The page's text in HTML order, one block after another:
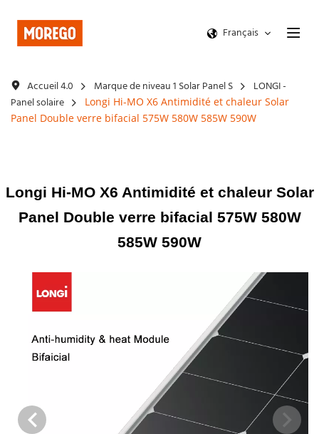
Français
Accueil 4.0 Marque de niveau 1 Solar Panel S
LONGI -
Panel solaire
Longi Hi-MO X6 Antimidité et chaleur Solar
Panel Double verre bifacial 575W 580W 585W 590W
Longi Hi-MO X6 Antimidité et chaleur Solar
Panel Double verre bifacial 575W 580W
585W 590W